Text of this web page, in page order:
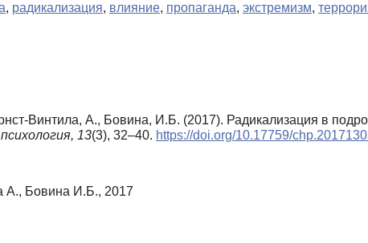
, радикализация, влияние, пропаганда, экстремизм,
Винтила, А., Бовина, И.Б. (2017). Радикализация в
13(3), 32–40. https://doi.org/10.17759/
А., Бовина И.Б., 2017